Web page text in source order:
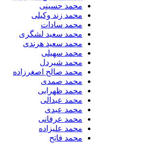
محمد حسینی
محمد زند وکیلی
محمد سادات
محمد سعید لشگری
محمد سعید هرندی
محمد سهیلی
​محمد شیردل
محمد صالح اصغرزاده
محمد صمدی
محمد ظهرابی
محمد عبدالی
محمد عبدی
محمد عرفانی
محمد علیزاده
محمد فاتح